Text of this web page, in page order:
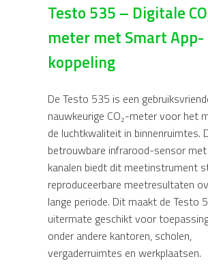
Testo 535 – Digitale
meter met Smart App-
koppeling
De Testo 535 is een
nauwkeurige CO₂-meter voor het
de luchtkwaliteit in binnenruimtes.
betrouwbare infrarood-sensor
kanalen biedt dit meetinstrument
reproduceerbare meetresultaten
lange periode. Dit maakt de Testo
uitermate geschikt voor
onder andere kantoren, scholen,
vergaderruimtes en werkplaatsen.